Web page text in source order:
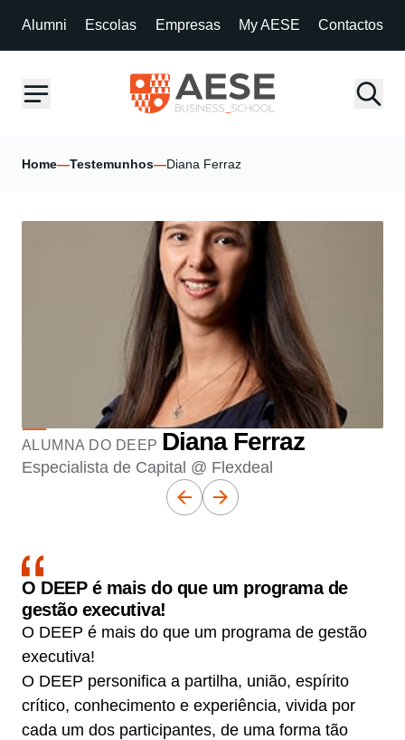
Alumni Escolas Empresas My AESE Contactos
Home—Testemunhos—Diana Ferraz
ALUMNA DO DEEP Diana Ferraz
Especialista de Capital @ Flexdeal
O DEEP é mais do que um programa de
gestão executiva!
O DEEP é mais do que um programa de gestão
executiva!
O DEEP personifica a partilha, união, espírito
crítico, conhecimento e experiência, vivida por
cada um dos participantes, de uma forma tão